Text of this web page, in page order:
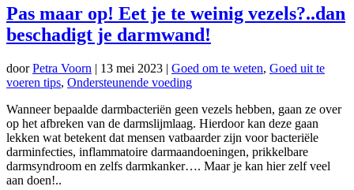
Pas maar op! Eet je te weinig vezels?..dan
beschadigt je darmwand!
doorPetra Voorn | 13 mei 2023 | Goed om te weten, Goed uit te
voeren tips, Ondersteunende voeding
Wanneer bepaalde darmbacteriën geen vezels hebben, gaan ze over
op het afbreken van de darmslijmlaag. Hierdoor kan deze gaan
lekken wat betekent dat mensen vatbaarder zijn voor bacteriële
darminfecties, inflammatoire darmaandoeningen, prikkelbare
darmsyndroom en zelfs darmkanker…. Maar je kan hier zelf veel
aan doen!..